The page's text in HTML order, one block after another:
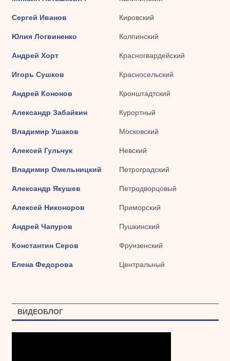
Сергей Иванов Кировский
Юлия Логвиненко Колпинский
Андрей Хорт Красногвардейский
Игорь Сушков Красносельский
Андрей Кононов Кронштадтский
Александр Забайкин Курортный
Владимир Ушаков Московский
Алексей Гульчук Невский
Владимир Омельницкий Петроградский
Александр Якушев Петродворцовый
Алексей Никоноров Приморский
Андрей Чапуров Пушкинский
Константин Серов Фрунзенский
Елена Федорова Центральный
ВИДЕОБЛОГ